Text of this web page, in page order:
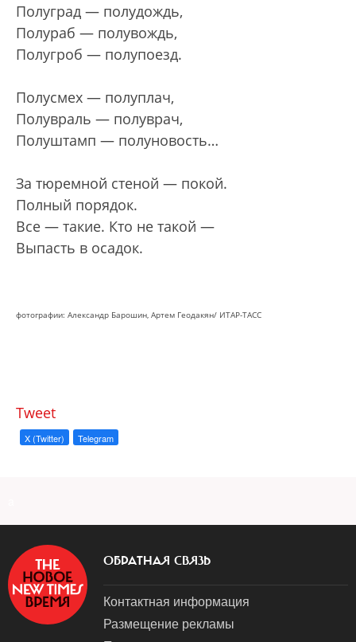
Полуград — полудождь,
Полураб — полувождь,
Полугроб — полупоезд.
Полусмех — полуплач,
Полувраль — полуврач,
Полуштамп — полуновость…
За тюремной стеной — покой.
Полный порядок.
Все — такие. Кто не такой —
Выпасть в осадок.
фотографии: Александр Барошин, Артем Геодакян/ ИТАР-ТАСС
Tweet
X (Twitter) Telegram
ОБРАТНАЯ СВЯЗЬ
Контактная информация
Размещение рекламы